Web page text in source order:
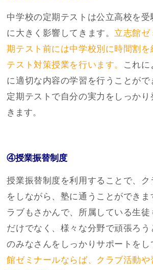
中学校の定期テストは公立高校を
に大きく影響してきます。 立志館ゼ
期テスト前には中学校別に時間割
テスト対策授業を行います。
これ
に適切な内容の学習を行うことが
定期テストで自分の実力をしっか
きます。
④授業振替制度
授業振替制度を利用することで、
をしながら、塾に通うことができま
ラブもさかんで、所属している生
だけでなく、様々な分野で頑張ろ
のみなさんをしっかりサポートをし
館ゼミナールならば、クラブ活動